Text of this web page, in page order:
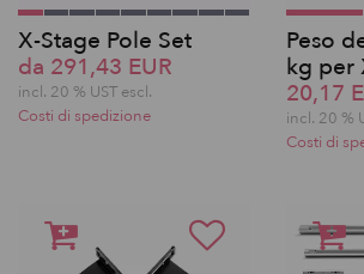
X-Stage Pole Set
da 291,43 EUR
incl. 20 % UST escl.
Costi di spedizione
Peso
kg per
20,17
incl. 20 %
Costi di